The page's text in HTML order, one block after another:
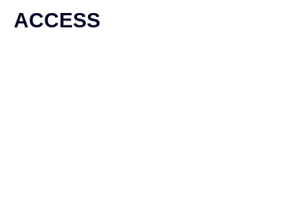
ACCESS